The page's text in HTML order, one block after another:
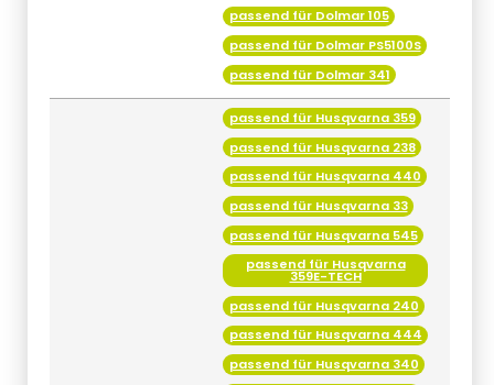
passend für Dolmar 341
passend für Husqvarna 359
passend für Husqvarna 238
passend für Husqvarna 440
passend für Husqvarna 33
passend für Husqvarna 545
passend für Husqvarna
359E-TECH
passend für Husqvarna 240
passend für Husqvarna 444
passend für Husqvarna 340
passend für Husqvarna 555
passend für Husqvarna 133